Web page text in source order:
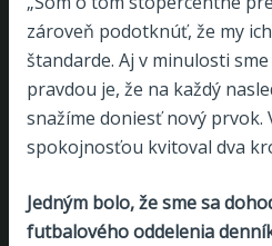
zároveň podotknúť, že my
štandarde. Aj v minulosti
pravdou je, že na každý
snažíme doniesť nový
spokojnosťou kvitoval dva
Jedným bolo, že sme sa
futbalového oddelenia